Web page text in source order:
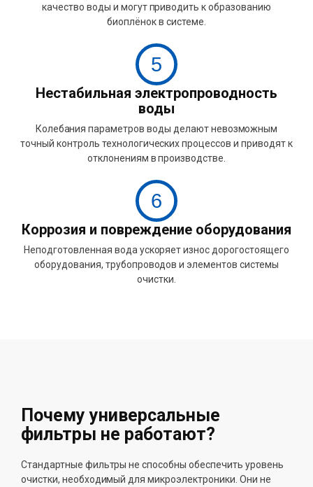
качество воды и могут приводить к образованию
биоплёнок в системе.
5
Нестабильная электропроводность
воды
Колебания параметров воды делают невозможным
точный контроль технологических процессов и приводят к
отклонениям в производстве.
6
Коррозия и повреждение оборудования
Неподготовленная вода ускоряет износ дорогостоящего
оборудования, трубопроводов и элементов системы
очистки.
Почему универсальные
фильтры не работают?
Стандартные фильтры не способны обеспечить уровень
очистки, необходимый для микроэлектроники. Они не